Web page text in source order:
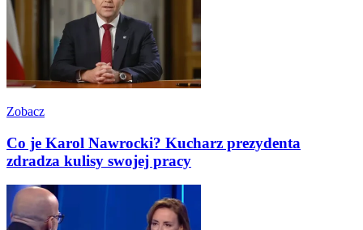
Zobacz
Co je Karol Nawrocki? Kucharz prezydenta
zdradza kulisy swojej pracy